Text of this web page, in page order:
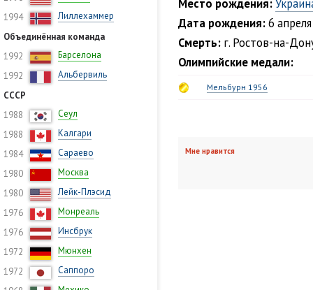
1994
Лиллехаммер
Объединённая команда
1992
Барселона
1992
Альбервиль
СССР
1988
Сеул
1988
Калгари
1984
Сараево
1980
Москва
1980
Лейк-Плэсид
1976
Монреаль
1976
Инсбрук
1972
Мюнхен
1972
Саппоро
Место рождения:
Дата рождения:6
Смерть: г. Ростов-на-
Олимпийские медали:
Мельбурн 1956
Мне нравится